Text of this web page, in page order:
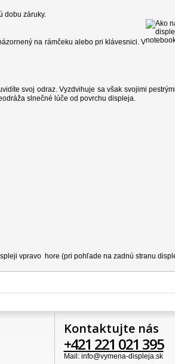
dobu záruky.
na rámčeku alebo pri klávesnici. V
svoj odraz. Vyzdvihuje sa však svojimi
slnečné lúče od povrchu displeja.
vpravo hore (pri pohľade na zadnú stranu
Kontaktujte nás
+421 221 021 395
Mail: info@vymena-displeja.sk